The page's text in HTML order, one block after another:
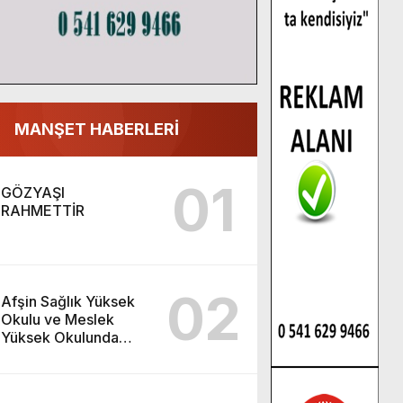
MANŞET HABERLERİ
GÖZYAŞI
RAHMETTİR
01
Afşin Sağlık Yüksek
Okulu ve Meslek
Yüksek Okulunda
02